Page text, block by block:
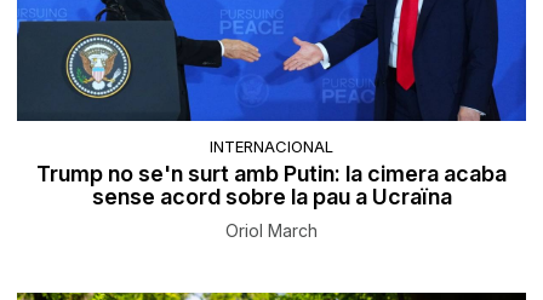
INTERNACIONAL
Trump no se'n surt amb Putin: la cimera acaba
sense acord sobre la pau a Ucraïna
Oriol March